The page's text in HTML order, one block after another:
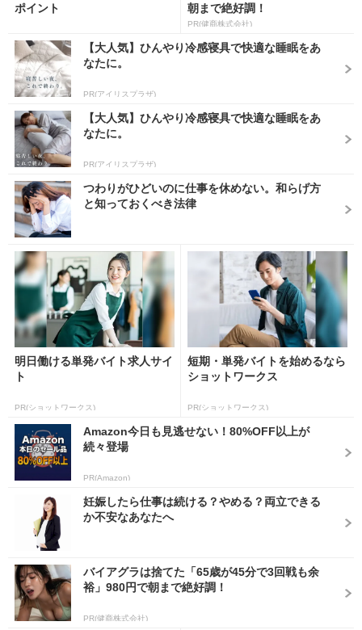
ポイント
朝まで絶好調！
PR(健商株式会社)
【大人気】ひんやり冷感寝具で快適な睡眠をあ
なたに。
PR(アイリスプラザ)
【大人気】ひんやり冷感寝具で快適な睡眠をあ
なたに。
PR(アイリスプラザ)
つわりがひどいのに仕事を休めない。和らげ方
と知っておくべき法律
明日働ける単発バイト求人サイ
ト
PR(ショットワークス)
短期・単発バイトを始めるなら
ショットワークス
PR(ショットワークス)
Amazon今日も見逃せない！80%OFF以上が
続々登場
PR(Amazon)
妊娠したら仕事は続ける？やめる？両立できる
か不安なあなたへ
バイアグラは捨てた「65歳が45分で3回戦も余
裕」980円で朝まで絶好調！
PR(健商株式会社)